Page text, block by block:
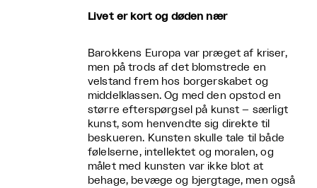
Livet er kort og døden nær
Barokkens Europa var præget af kriser,
men på trods af det blomstrede en
velstand frem hos borgerskabet og
middelklassen. Og med den opstod en
større efterspørgsel på kunst – særligt
kunst, som henvendte sig direkte til
beskueren. Kunsten skulle tale til både
følelserne, intellektet og moralen, og
målet med kunsten var ikke blot at
behage, bevæge og bjergtage, men også